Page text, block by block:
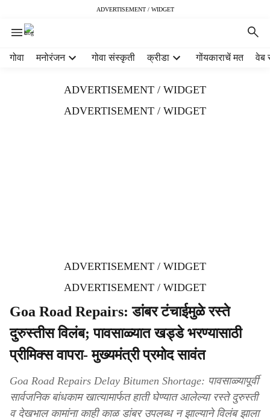
ADVERTISEMENT / WIDGET
गोवा मनोरंजन गोवा संस्कृती क्रीडा गोंयकाराचें मत वेब
ADVERTISEMENT / WIDGET
ADVERTISEMENT / WIDGET
ADVERTISEMENT / WIDGET
ADVERTISEMENT / WIDGET
Goa Road Repairs: डांबर टंचाईमुळे रस्ते
दुरुस्तीस विलंब; पावसाळ्यात खड्डे भरण्यासाठी
प्रीमिक्स वापरा- मुख्यमंत्री प्रमोद सावंत
Goa Road Repairs Delay Bitumen Shortage: पावसाळ्यापूर्वी
सार्वजनिक बांधकाम खात्यामार्फत हाती घेण्यात आलेल्या रस्ते दुरुस्ती
व देखभाल कामांना काही काळ डांबर उपलब्ध न झाल्याने विलंब झाला